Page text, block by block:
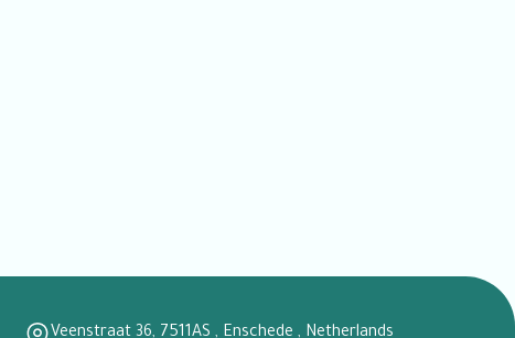
Veenstraat 36, 7511AS , Enschede , Netherlands